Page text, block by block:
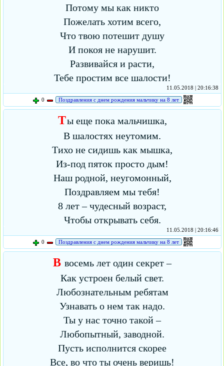
Потому мы как никто
Пожелать хотим всего,
Что твою потешит душу
И покоя не нарушит.
Развивайся и расти,
Тебе простим все шалости!
11.05.2018 | 20:16:38
0
Поздравления с днем рождения мальчику на 8 лет
Ты еще пока мальчишка,
В шалостях неутомим.
Тихо не сидишь как мышка,
Из-под пяток просто дым!
Наш родной, неугомонный,
Поздравляем мы тебя!
8 лет – чудесный возраст,
Чтобы открывать себя.
11.05.2018 | 20:16:46
0
Поздравления с днем рождения мальчику на 8 лет
В восемь лет один секрет –
Как устроен белый свет.
Любознательным ребятам
Узнавать о нем так надо.
Ты у нас точно такой –
Любопытный, заводной.
Пусть исполнится скорее
Все, во что ты очень веришь!